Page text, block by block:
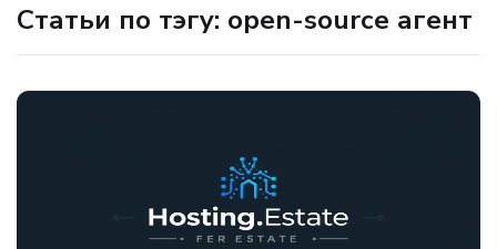
Статьи по тэгу: open-source агент